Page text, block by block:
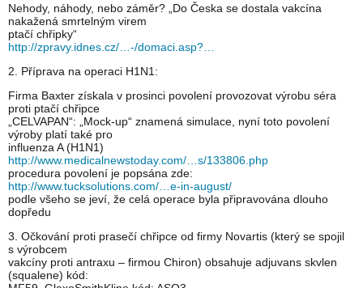
Nehody, náhody, nebo záměr? „Do Česka se dostala vakcína
nakažená smrtelným virem
ptačí chřipky“
http://zpravy.idnes.cz/…-/domaci.asp?…
2. Příprava na operaci H1N1:
Firma Baxter získala v prosinci povolení provozovat výrobu séra
proti ptačí chřipce
„CELVAPAN“: „Mock-up“ znamená simulace, nyní toto povolení
výroby platí také pro
influenza A (H1N1)
http://www.medicalnewstoday.com/…s/133806.php
procedura povolení je popsána zde:
http://www.tucksolutions.com/…e-in-august/
podle všeho se jeví, že celá operace byla připravována dlouho
dopředu
3. Očkování proti prasečí chřipce od firmy Novartis (který se spojil
s výrobcem
vakcíny proti antraxu – firmou Chiron) obsahuje adjuvans skvlen
(squalene) kód: